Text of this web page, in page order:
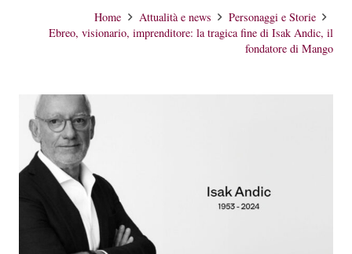
Home Attualità e news
Personaggi e Storie
Ebreo, visionario, imprenditore: la tragica fine di Isak Andic, il
fondatore di Mango